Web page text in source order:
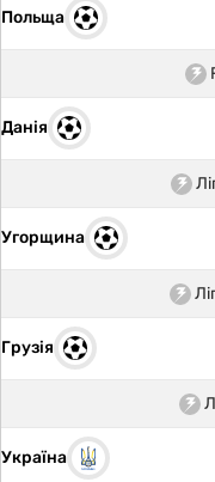
Польща
Данія
Угорщина
Грузія
Україна